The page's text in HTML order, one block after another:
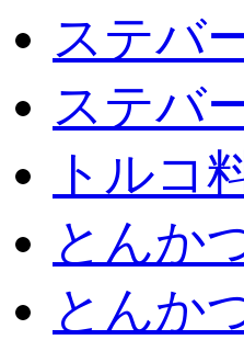
ステバ
ステバ
トルコ
とんか
とんか